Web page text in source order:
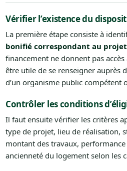
Vérifier l’existence du
La première étape consiste à
bonifié correspondant au projet
financement ne donnent pas accès
être utile de se renseigner auprès
d’un organisme public compétent
Contrôler les conditions
Il faut ensuite vérifier les critères
type de projet, lieu de réalisation,
montant des travaux,
ancienneté du logement selon les